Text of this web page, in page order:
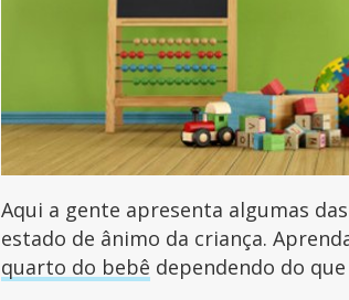
Aqui a gente apresenta algumas
estado de ânimo da criança.
quarto do bebê dependendo do